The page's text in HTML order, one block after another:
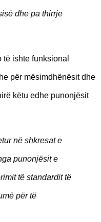
dhe pa thirrje
ishte funksional
për mësimdhënësit dhe
këtu edhe punonjësit
në shkresat e
punonjësit e
të standardit të
për të